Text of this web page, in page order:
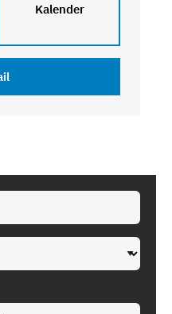
Kalender